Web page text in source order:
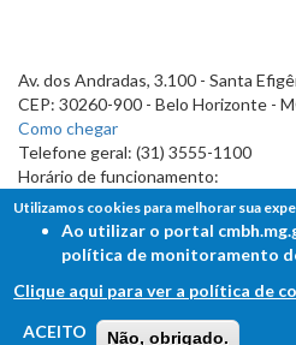
Av. dos Andradas, 3.100 - Santa
CEP: 30260-900 - Belo Horizonte -
Como chegar
Telefone geral: (31) 3555-1100
Horário de funcionamento:
7h às 19h
FALE COM A
Ouvidoria - Lei de
Utilizamos cookies para melhorar sua
Ao utilizar o portal
política de monitoramento
Clique aqui para ver a política de
ACEITO
Não, obrigado.